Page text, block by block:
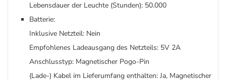
Lebensdauer der Leuchte (Stunden): 50.000
Batterie:
Inklusive Netzteil: Nein
Empfohlenes Ladeausgang des Netzteils: 5V 2A
Anschlusstyp: Magnetischer Pogo-Pin
(Lade-) Kabel im Lieferumfang enthalten: Ja, Magnetischer